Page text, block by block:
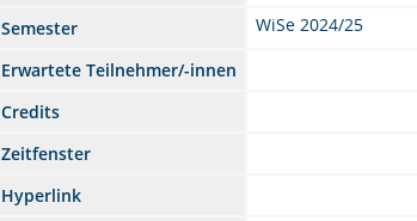
Semester
WiSe 2024/25
Erwartete Teilnehmer/-innen
Credits
Zeitfenster
Hyperlink